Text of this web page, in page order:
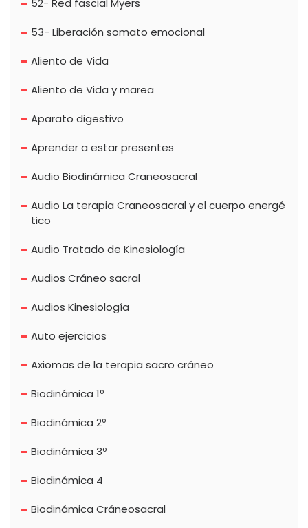
53- Liberación somato emocional
Aliento de Vida
Aliento de Vida y marea
Aparato digestivo
Aprender a estar presentes
Audio Biodinámica Craneosacral
Audio La terapia Craneosacral y el cuerpo energé
tico
Audio Tratado de Kinesiología
Audios Cráneo sacral
Audios Kinesiología
Auto ejercicios
Axiomas de la terapia sacro cráneo
Biodinámica 1º
Biodinámica 2º
Biodinámica 3º
Biodinámica 4
Biodinámica Cráneosacral